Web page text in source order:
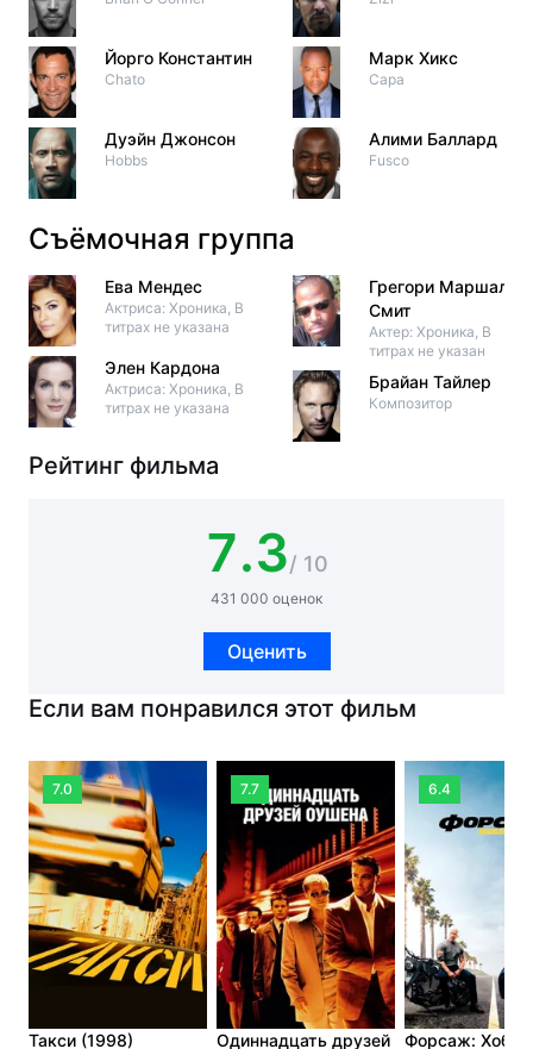
Йорго Константин
Chato
Дуэйн Джонсон
Hobbs
Марк Хикс
Capa
Алими Баллард
Fusco
Съёмочная группа
Ева Мендес
Актриса: Хроника, В
титрах не указана
Элен Кардона
Актриса: Хроника, В
титрах не указана
Грегори Маршалл
Смит
Актер: Хроника, В
титрах не указан
Брайан Тайлер
Композитор
Рейтинг фильма
7.3/ 10
431 000 оценок
Оценить
Если вам понравился этот фильм
7.0
Такси (1998)
7.7
Одиннадцать друзей
6.4
Форсаж: Хоббс